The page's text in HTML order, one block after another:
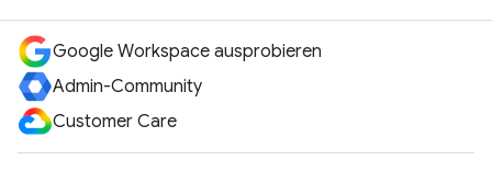
Google Workspace ausprobieren
Admin-Community
Customer Care